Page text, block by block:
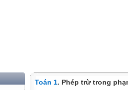
Toán 1. Phép trừ trong